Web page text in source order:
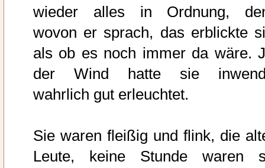
wieder alles in Ordnung,
wovon er sprach, das erblickte
als ob es noch immer da wäre.
der Wind hatte sie
wahrlich gut erleuchtet.
Sie waren fleißig und flink, die
Leute, keine Stunde waren